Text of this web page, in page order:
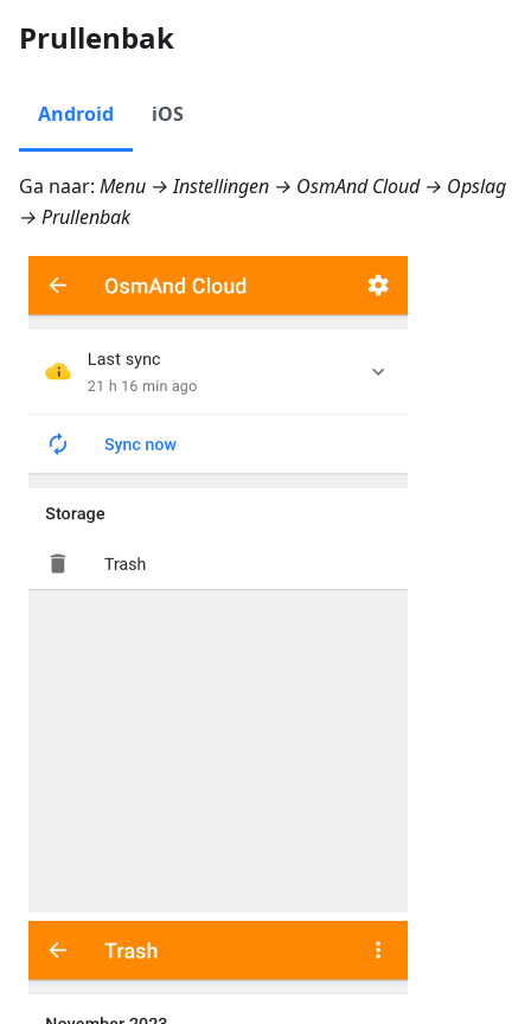
Prullenbak
Android iOS
Ga naar: Menu → Instellingen → OsmAnd Cloud → Opslag
→ Prullenbak